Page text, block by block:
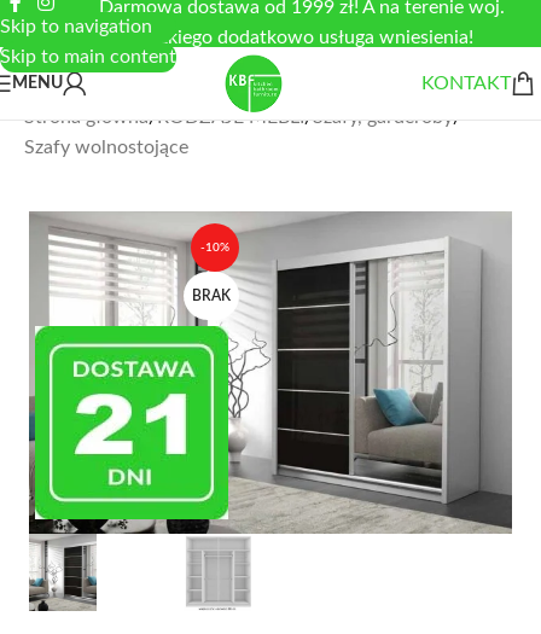
Skip to navigation
Skip to main content
Darmowa dostawa od 1999 zł! A na terenie woj.
łódzkiego dodatkowo usługa wniesienia!
MENU
KONTAKT
Strona główna/ RODZAJE MEBLI/ Szafy, garderoby/
Szafy wolnostojące
-10%
BRAK
Zobacz duże zdjęcie